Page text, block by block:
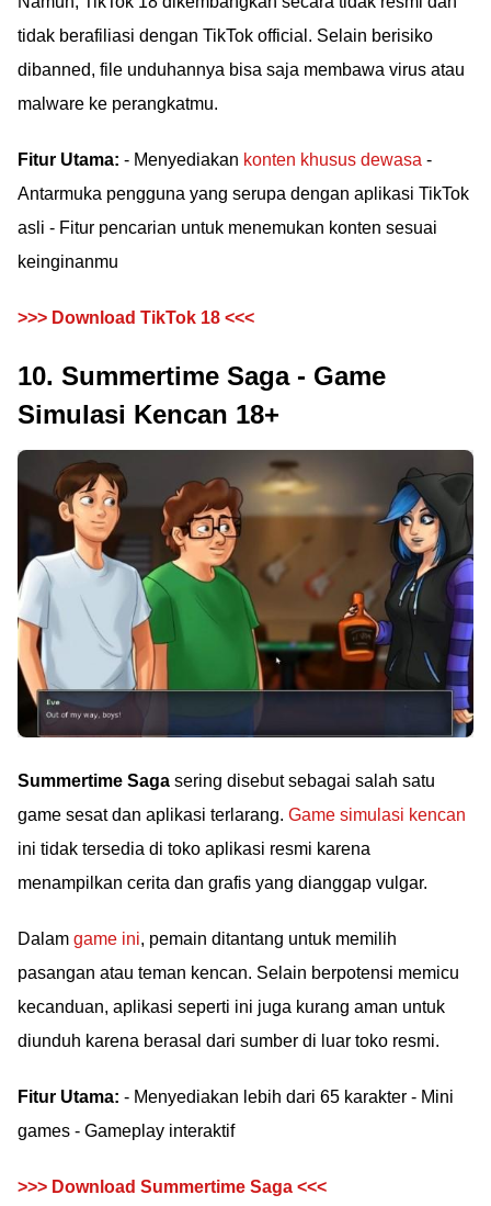
tidak berafiliasi dengan TikTok official. Selain berisiko
dibanned, file unduhannya bisa saja membawa virus atau
malware ke perangkatmu.
Fitur Utama: - Menyediakan konten khusus dewasa -
Antarmuka pengguna yang serupa dengan aplikasi TikTok
asli - Fitur pencarian untuk menemukan konten sesuai
keinginanmu
>>> Download TikTok 18 <<<
10. Summertime Saga - Game
Simulasi Kencan 18+
Summertime Saga sering disebut sebagai salah satu
game sesat dan aplikasi terlarang. Game simulasi kencan
ini tidak tersedia di toko aplikasi resmi karena
menampilkan cerita dan grafis yang dianggap vulgar.
Dalam game ini, pemain ditantang untuk memilih
pasangan atau teman kencan. Selain berpotensi memicu
kecanduan, aplikasi seperti ini juga kurang aman untuk
diunduh karena berasal dari sumber di luar toko resmi.
Fitur Utama: - Menyediakan lebih dari 65 karakter - Mini
games - Gameplay interaktif
>>> Download Summertime Saga <<<